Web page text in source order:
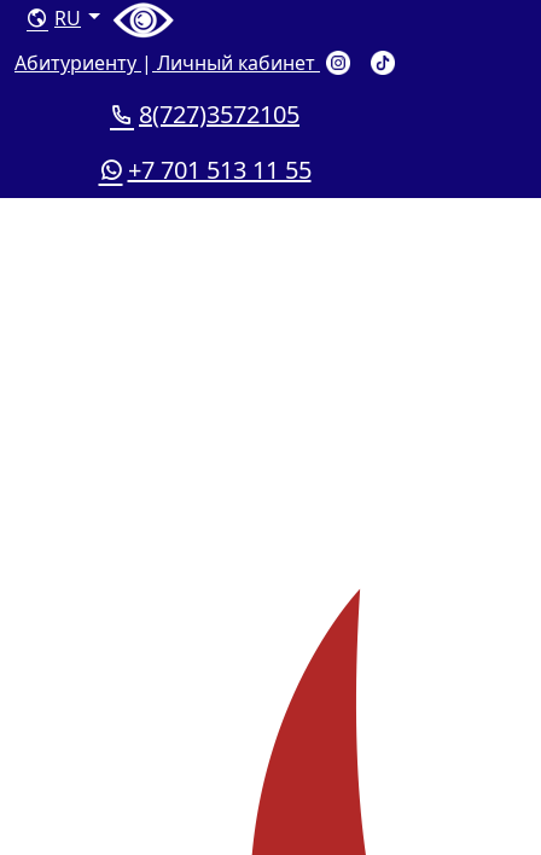
RU
Абитуриенту | Личный кабинет
8(727)3572105
+7 701 513 11 55